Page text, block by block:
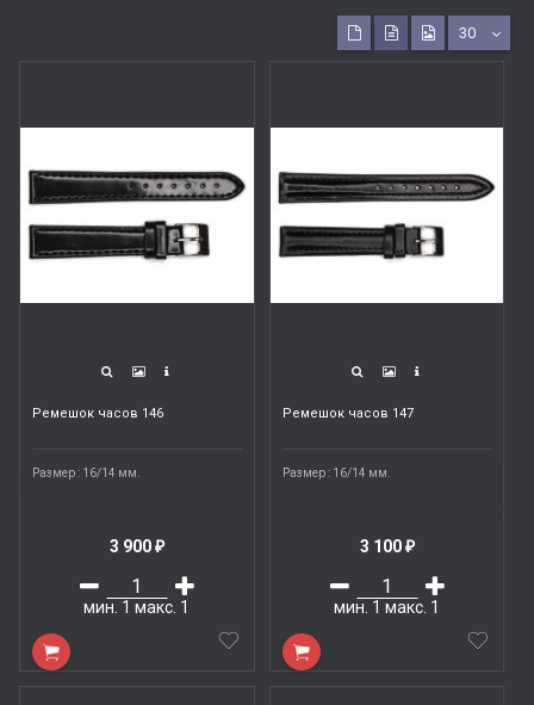
30
Ремешок часов 146
Размер : 16/14 мм.
3 900 ₽
мин. 1макс. 1
Ремешок часов 147
Размер : 16/14 мм.
3 100 ₽
мин. 1макс. 1